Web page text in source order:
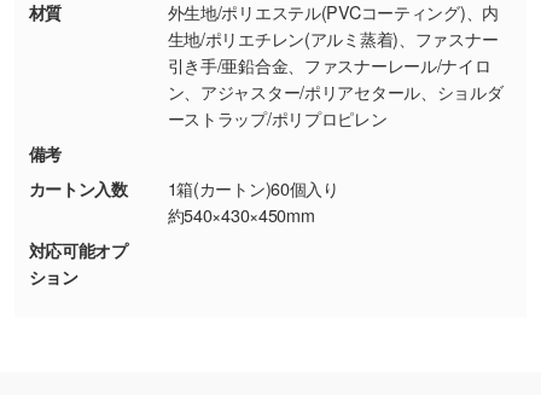
ター部分の輪郭がはっきりしているデータは切
り抜き処理が可能です。→
詳しく見る
・持っているデータの背景が足りない／塗り足
しの作り方が分からない
印刷したいデータが印刷範囲よりも小さい場
合、シンプルな色・柄の背景であれば拡張が可
能です。→
材質
外生地/ポリエステル(PVCコーティング)、内
生地/ポリエチレン(アルミ蒸着)、ファスナー
引き手/亜鉛合金、ファスナーレール/ナイロ
ン、アジャスター/ポリアセタール、ショルダ
ーストラップ/ポリプロピレン
備考
カートン入数
1箱(カートン)60個入り
約540×430×450mm
対応可能オプ
ション